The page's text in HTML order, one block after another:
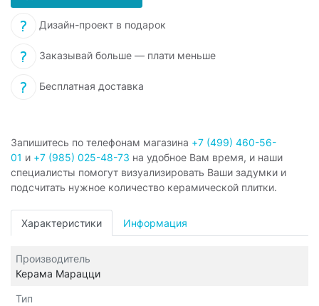
Дизайн-проект в подарок
Заказывай больше — плати меньше
Бесплатная доставка
Запишитесь по телефонам магазина +7 (499) 460-56-
01 и +7 (985) 025-48-73 на удобное Вам время, и наши
специалисты помогут визуализировать Ваши задумки и
подсчитать нужное количество керамической плитки.
Характеристики Информация
Производитель
Керама Марацци
Тип